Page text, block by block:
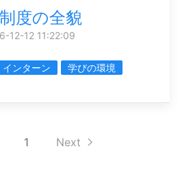
度の全貌
12-12 11:22:09
インターン
学びの環境
1 Next